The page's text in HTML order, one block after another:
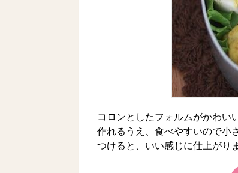
コロンとしたフォルムがかわい
作れるうえ、食べやすいので小
つけると、いい感じに仕上がり